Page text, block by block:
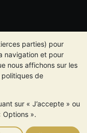
parties) pour
navigation et pour
nous affichons sur les
politiques de
sur « J’accepte » ou
Options ».
précieux peut aussi
historiques ne